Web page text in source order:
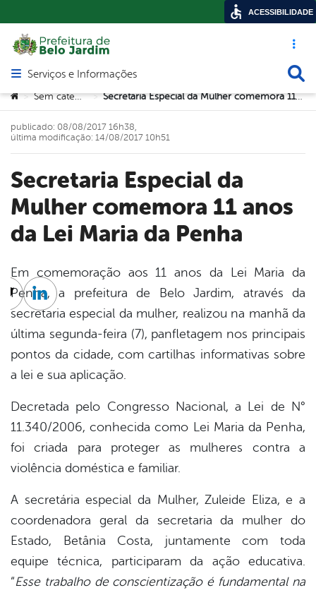
Acesso
Abrir menu principal de navegação
Serviços e Informações
Você está aqui:
> Sem categoria > Secretaria Especial da Mulher comemora 11 anos da Lei Maria da Penha
Secretaria Especial da
Mulher comemora 11 anos
da Lei Maria da Penha
publicado: 08/08/2017 16h38,
última modificação: 14/08/2017 10h51
Em comemoração aos 11 anos da Lei Maria da
Penha, a prefeitura de Belo Jardim, através da
secretaria especial da mulher, realizou na manhã da
última segunda-feira (7), panfletagem nos principais
pontos da cidade, com cartilhas informativas sobre
a lei e sua aplicação.
Decretada pelo Congresso Nacional, a Lei de N°
11.340/2006, conhecida como Lei Maria da Penha,
foi criada para proteger as mulheres contra a
violência doméstica e familiar.
A secretária especial da Mulher, Zuleide Eliza, e a
coordenadora geral da secretaria da mulher do
Estado, Betânia Costa, juntamente com toda
equipe técnica, participaram da ação educativa.
“Esse trabalho de conscientização é fundamental na
Twitter
Linkedin
ACESSIBILIDADE